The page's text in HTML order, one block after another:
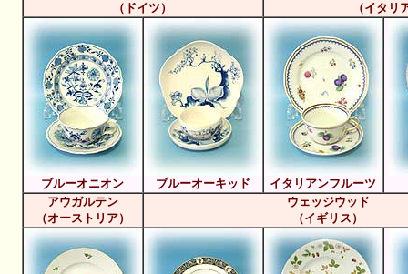
（ドイツ）
（イタリ
ブルーオニオン ブルーオーキッド
イタリアンフルーツ
アウガルテン
（オーストリア）
ウェッジウッド
（イギリス）